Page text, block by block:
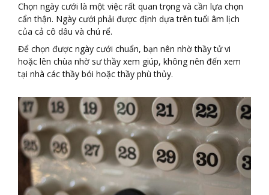
Chọn ngày cưới là một việc rất quan trọng và cần lựa chọn
cẩn thận. Ngày cưới phải được định dựa trên tuổi âm lịch
của cả cô dâu và chú rể.
Để chọn được ngày cưới chuẩn, bạn nên nhờ thầy tử vi
hoặc lên chùa nhờ sư thầy xem giúp, không nên đến xem
tại nhà các thầy bói hoặc thầy phù thủy.